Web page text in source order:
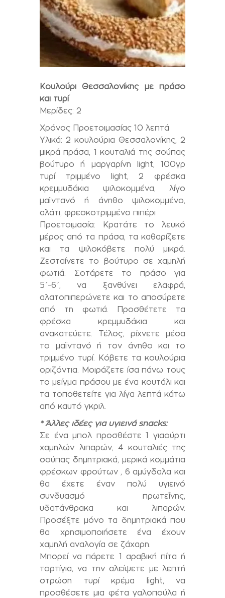
Κουλούρι Θεσσαλονίκης με πράσο
και τυρί
Mερίδες: 2
Χρόνος Προετοιμασίας 10 λεπτά
Υλικά: 2 κουλούρια Θεσσαλονίκης, 2
μικρά πράσα, 1 κουταλιά της σούπας
βούτυρο ή μαργαρίνη light, 100γρ
τυρί τριμμένο light, 2 φρέσκα
κρεμμυδάκια ψιλοκομμένα, λίγο
μαϊντανό ή άνηθο ψιλοκομμένο,
αλάτι, φρεσκοτριμμένο πιπέρι
Προετοιμασία: Κρατάτε το λευκό
μέρος από τα πράσα, τα καθαρίζετε
και τα ψιλοκόβετε πολύ μικρά.
Ζεσταίνετε το βούτυρο σε χαμηλή
φωτιά. Σοτάρετε το πράσο για
5΄-6΄, να ξανθύνει ελαφρά,
αλατοπιπερώνετε και το αποσύρετε
από τη φωτιά. Προσθέτετε τα
φρέσκα κρεμμυδάκια και
ανακατεύετε. Τέλος, ρίχνετε μέσα
το μαϊντανό ή τον άνηθο και το
τριμμένο τυρί. Κόβετε τα κουλούρια
οριζόντια. Μοιράζετε ίσα πάνω τους
το μείγμα πράσου με ένα κουτάλι και
τα τοποθετείτε για λίγα λεπτά κάτω
από καυτό γκριλ.
* Άλλες ιδέες για υγιεινά snacks:
Σε ένα μπολ προσθέστε 1 γιαούρτι
χαμηλών λιπαρών, 4 κουταλιές της
σούπας δημητριακά, μερικά κομμάτια
φρέσκων φρούτων , 6 αμύγδαλα και
θα έχετε έναν πολύ υγιεινό
συνδυασμό πρωτεΐνης,
υδατάνθρακα και λιπαρών.
Προσέξτε μόνο τα δημητριακά που
θα χρησιμοποιήσετε ένα έχουν
χαμηλή αναλογία σε ζάχαρη.
Μπορεί να πάρετε 1 αραβική πίτα ή
τορτίγια, να την αλείψετε με λεπτή
στρώση τυρί κρέμα light, να
προσθέσετε μια φέτα γαλοπούλα ή